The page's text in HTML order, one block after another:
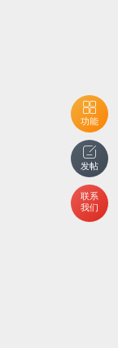
功能
发帖
联系
我们